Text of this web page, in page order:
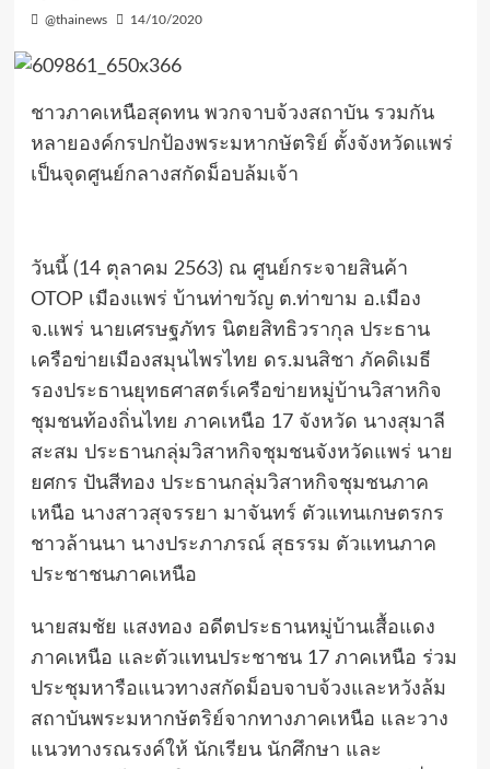
@thainews 14/10/2020
ชาวภาคเหนือสุดทน พวกจาบจ้วงสถาบัน รวมกัน
หลายองค์กรปกป้องพระมหากษัตริย์ ตั้งจังหวัดแพร่
เป็นจุดศูนย์กลางสกัดม็อบล้มเจ้า
วันนี้ (14 ตุลาคม 2563) ณ ศูนย์กระจายสินค้า
OTOP เมืองแพร่ บ้านท่าขวัญ ต.ท่าขาม อ.เมือง
จ.แพร่ นายเศรษฐภัทร นิตยสิทธิวรากุล ประธาน
เครือข่ายเมืองสมุนไพรไทย ดร.มนสิชา ภัคดิเมธี
รองประธานยุทธศาสตร์เครือข่ายหมู่บ้านวิสาหกิจ
ชุมชนท้องถิ่นไทย ภาคเหนือ 17 จังหวัด นางสุมาลี
สะสม ประธานกลุ่มวิสาหกิจชุมชนจังหวัดแพร่ นาย
ยศกร ปันสีทอง ประธานกลุ่มวิสาหกิจชุมชนภาค
เหนือ นางสาวสุจรรยา มาจันทร์ ตัวแทนเกษตรกร
ชาวล้านนา นางประภาภรณ์ สุธรรม ตัวแทนภาค
ประชาชนภาคเหนือ
นายสมชัย แสงทอง อดีตประธานหมู่บ้านเสื้อแดง
ภาคเหนือ และตัวแทนประชาชน 17 ภาคเหนือ ร่วม
ประชุมหารือแนวทางสกัดม็อบจาบจ้วงและหวังล้ม
สถาบันพระมหากษัตริย์จากทางภาคเหนือ และวาง
แนวทางรณรงค์ให้ นักเรียน นักศึกษา และ